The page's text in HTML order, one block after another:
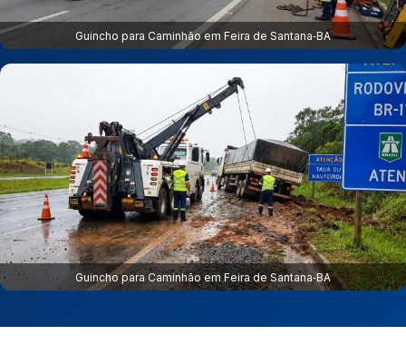
Guincho para Caminhão em Feira de Santana‑BA
Guincho para Caminhão em Feira de Santana‑BA